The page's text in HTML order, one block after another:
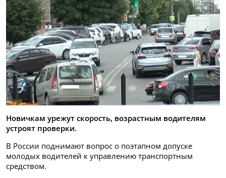
Новичкам урежут скорость, возрастным водителям
устроят проверки.
В России поднимают вопрос о поэтапном допуске
молодых водителей к управлению транспортным
средством.